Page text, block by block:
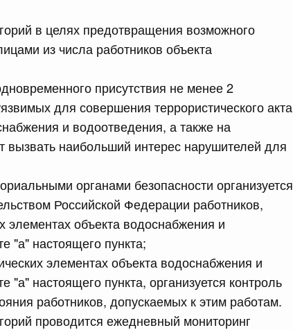
в целях предотвращения возможного
из числа работников объекта
присутствия не менее 2
для совершения террористического акта
и водоотведения, а также на
вызвать наибольший интерес нарушителей для
органами безопасности организуется
Российской Федерации работников,
элементах объекта водоснабжения и
"а" настоящего пункта;
элементах объекта водоснабжения и
"а" настоящего пункта, организуется контроль
работников, допускаемых к этим работам.
проводится ежедневный мониторинг
13.07.2026 г. № 879
13.07.2026 г. № 875
мониторинга и
13.07.2026 г. № 876
от 15 апреля 2014
13.07.2026 г. № 883
от 6 сентября 2023